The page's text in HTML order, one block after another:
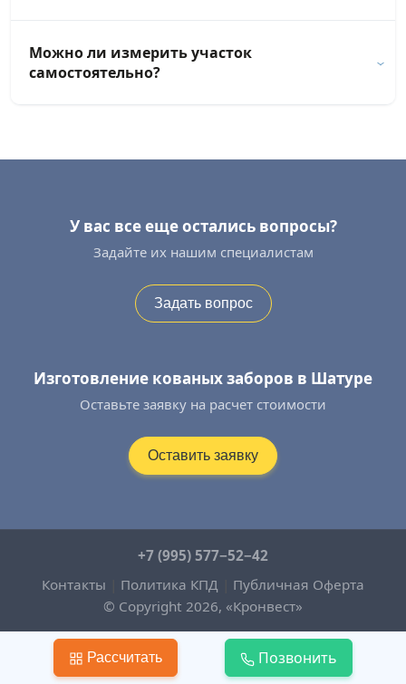
Можно ли измерить участок
самостоятельно?
У вас все еще остались вопросы?
Задайте их нашим специалистам
Задать вопрос
Изготовление кованых заборов в Шатуре
Оставьте заявку на расчет стоимости
Оставить заявку
© Copyright 2026, «Кронвест»
+7 (995) 577−52−42
Контакты
Политика КПД Публичная Оферта
Рассчитать Позвонить